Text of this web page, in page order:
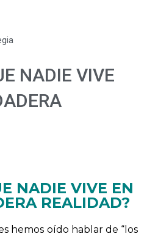
NADIE VIVE
NADIE VIVE EN
REALIDAD?
hemos oído hablar de “los